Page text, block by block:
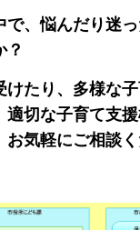
で、悩んだり迷
？
けたり、多様な
適切な子育て支
気軽にご相談く